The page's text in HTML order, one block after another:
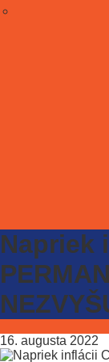
Napriek
16. augusta 2022